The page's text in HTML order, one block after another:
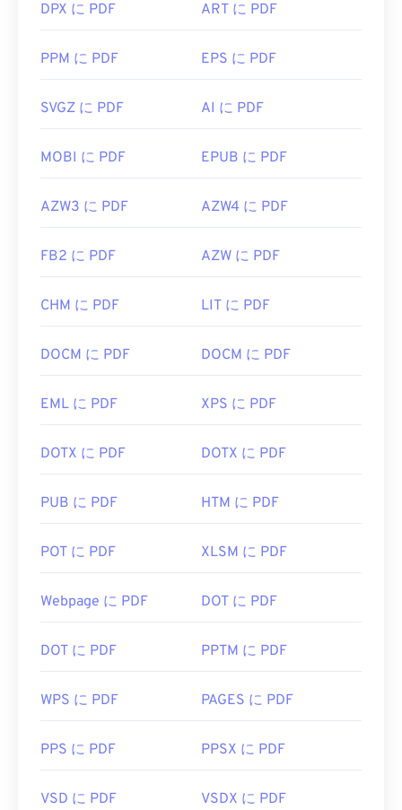
DPX に PDF ART に PDF
PPM に PDF EPS に PDF
SVGZ に PDF AI に PDF
MOBI に PDF EPUB に PDF
AZW3 に PDF AZW4 に PDF
FB2 に PDF AZW に PDF
CHM に PDF LIT に PDF
DOCM に PDF DOCM に PDF
EML に PDF XPS に PDF
DOTX に PDF DOTX に PDF
PUB に PDF HTM に PDF
POT に PDF XLSM に PDF
Webpage に PDF DOT に PDF
DOT に PDF PPTM に PDF
WPS に PDF PAGES に PDF
PPS に PDF PPSX に PDF
VSD に PDF VSDX に PDF